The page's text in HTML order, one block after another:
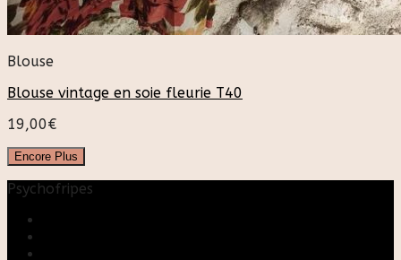
Blouse
Blouse vintage en soie fleurie T40
19,00€
Encore Plus
Psychofripes